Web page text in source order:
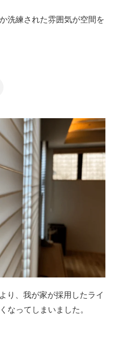
洗練された雰囲気が空間を
り、我が家が採用したライ
なってしまいました。